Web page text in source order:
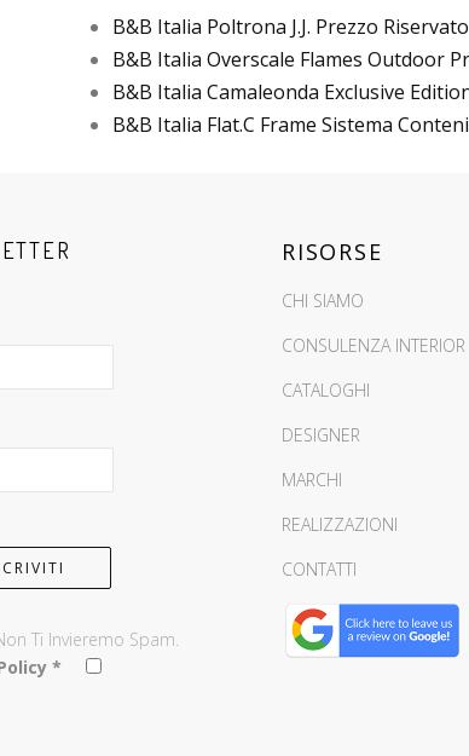
B&B Italia Poltrona J.J. Prezzo
B&B Italia Overscale Flames Outdoor
B&B Italia Camaleonda Exclusive
B&B Italia Flat.C Frame Sistema
Ti Invieremo Spam.
*
RISORSE
CHI SIAMO
CONSULENZA INTERIOR
CATALOGHI
DESIGNER
MARCHI
REALIZZAZIONI
CONTATTI